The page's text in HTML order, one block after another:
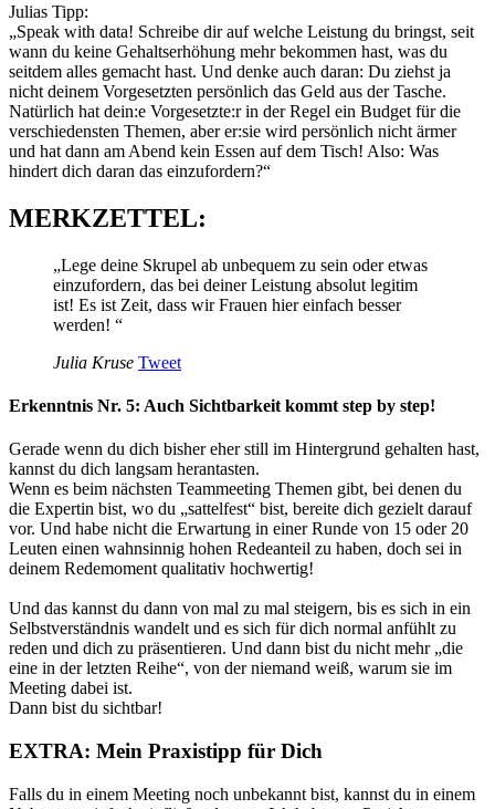
Julias Tipp:
„Speak with data! Schreibe dir auf welche Leistung du bringst, seit
wann du keine Gehaltserhöhung mehr bekommen hast, was du
seitdem alles gemacht hast. Und denke auch daran: Du ziehst ja
nicht deinem Vorgesetzten persönlich das Geld aus der Tasche.
Natürlich hat dein:e Vorgesetzte:r in der Regel ein Budget für die
verschiedensten Themen, aber er:sie wird persönlich nicht ärmer
und hat dann am Abend kein Essen auf dem Tisch! Also: Was
hindert dich daran das einzufordern?“
MERKZETTEL:
„Lege deine Skrupel ab unbequem zu sein oder etwas
einzufordern, das bei deiner Leistung absolut legitim
ist! Es ist Zeit, dass wir Frauen hier einfach besser
werden! “
Julia Kruse Tweet
Erkenntnis Nr. 5: Auch Sichtbarkeit kommt step by step!
Gerade wenn du dich bisher eher still im Hintergrund gehalten hast,
kannst du dich langsam herantasten.
Wenn es beim nächsten Teammeeting Themen gibt, bei denen du
die Expertin bist, wo du „sattelfest“ bist, bereite dich gezielt darauf
vor. Und habe nicht die Erwartung in einer Runde von 15 oder 20
Leuten einen wahnsinnig hohen Redeanteil zu haben, doch sei in
deinem Redemoment qualitativ hochwertig!
Und das kannst du dann von mal zu mal steigern, bis es sich in ein
Selbstverständnis wandelt und es sich für dich normal anfühlt zu
reden und dich zu präsentieren. Und dann bist du nicht mehr „die
eine in der letzten Reihe“, von der niemand weiß, warum sie im
Meeting dabei ist.
Dann bist du sichtbar!
EXTRA: Mein Praxistipp für Dich
Falls du in einem Meeting noch unbekannt bist, kannst du in einem